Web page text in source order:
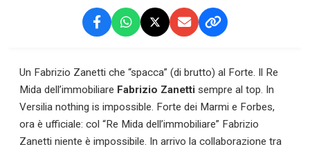
Un Fabrizio Zanetti che “spacca” (di brutto) al Forte. Il Re
Mida dell’immobiliare Fabrizio Zanetti sempre al top. In
Versilia nothing is impossible. Forte dei Marmi e Forbes,
ora è ufficiale: col “Re Mida dell’immobiliare” Fabrizio
Zanetti niente è impossibile. In arrivo la collaborazione tra